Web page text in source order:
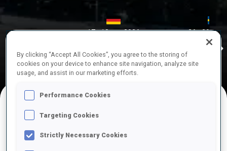
17—18 oct. 2026
26—29 nov.
IDREIdre
COMPÉTITIONS À VENIR
By clicking “Accept All Cookies”, you agree to the storing of
cookies on your device to enhance site navigation, analyze site
usage, and assist in our marketing efforts.
Performance Cookies
Targeting Cookies
Strictly Necessary Cookies